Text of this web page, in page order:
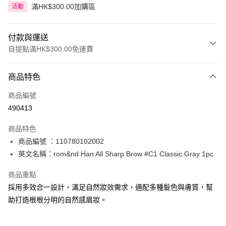
活動 滿HK$300.00加購區
付款與運送
自提點滿HK$300.00免運費
信用卡
Apple Pay
PayMe
WeChat Pay
BoC Pay
送貨方式
商品特色
商品編號
490413
商品特色
商品編號 ：110780102002
英文名稱：rom&nd Han All Sharp Brow #C1 Classic Gray 1pc
商品重點
採用多效合一設計，滿足自然妝效需求，適配多種髮色與膚質，幫
助打造根根分明的自然感眉妝。